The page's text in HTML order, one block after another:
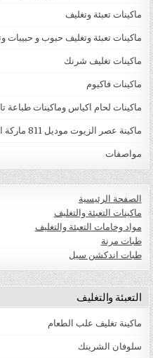
ماكينات تعبئة وتغليف
ماكينات تعبئة وتغليف حبوب و
ماكينات تغليف شرنك
ماكينات فاكيوم
ماكينات لحام اكياس وماكينات طباعة
ماكينة عصر الزيوت موديل 811 ماركة المهندس منسي
مواصفات
الصفحة الرئيسية
ماكينات التعبئة والتغليف
مواد وخامات التعبئة والتغليف
طبات مرنة
طبات اندكشن سيل
التعبئة والتغليف
ماكينة تغليف علب الطعام
سلوفان الشرينك